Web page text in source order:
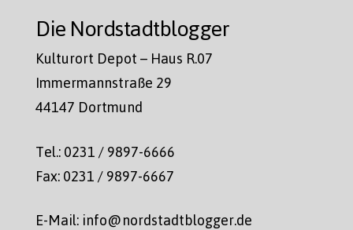
Die Nordstadtblogger
Kulturort Depot – Haus R.07
Immermannstraße 29
44147 Dortmund
Tel.: 0231 / 9897-6666
Fax: 0231 / 9897-6667
E-Mail: info@nordstadtblogger.de